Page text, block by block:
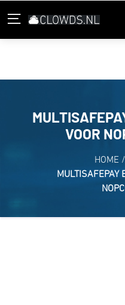
VOOR
HOME /
MULTISAFEPAY